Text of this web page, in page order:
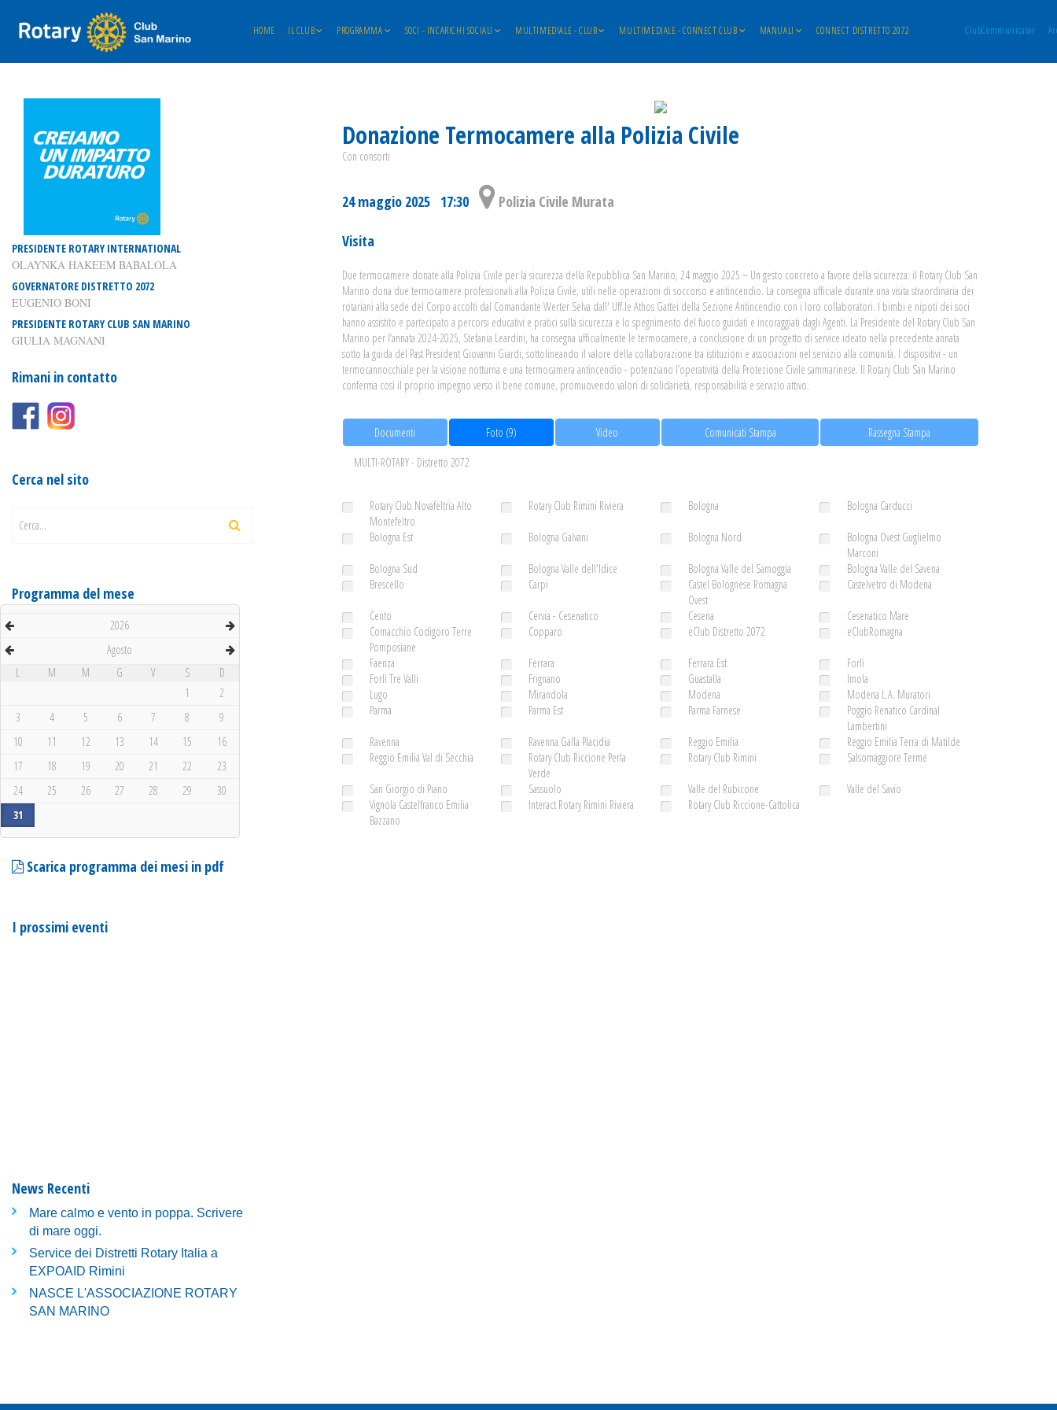
HOME IL CLUB PROGRAMMA SOCI - INCARICHI SOCIALI MULTIMEDIALE - CLUB MULTIMEDIALE - CONNECT CLUB MANUALI CONNECT DISTRETTO 2072 ClubCommunicator
PRESIDENTE ROTARY INTERNATIONAL
OLAYNKA HAKEEM BABALOLA
GOVERNATORE DISTRETTO 2072
EUGENIO BONI
PRESIDENTE ROTARY CLUB SAN MARINO
GIULIA MAGNANI
Rimani in contatto
Cerca nel sito
Cerca...
Programma del mese
2026
Agosto
L
M M G V S
D
1
2
3
4 5 6 7 8
9
10
11 12 13 14 15
16
17
18 19 20 21 22
23
24
25 26 27 28 29
30
31
Scarica programma dei mesi in pdf
I prossimi eventi
News Recenti
Mare calmo e vento in poppa. Scrivere
di mare oggi.
Service dei Distretti Rotary Italia a
EXPOAID Rimini
NASCE L'ASSOCIAZIONE ROTARY
SAN MARINO
Donazione Termocamere alla Polizia Civile
Con consorti
24 maggio 2025 17:30 Polizia Civile Murata
Visita
Due termocamere donate alla Polizia Civile per la sicurezza della Repubblica San Marino, 24 maggio 2025 – Un gesto concreto a favore della sicurezza: il Rotary Club San
Marino dona due termocamere professionali alla Polizia Civile, utili nelle operazioni di soccorso e antincendio. La consegna ufficiale durante una visita straordinaria dei
rotariani alla sede del Corpo accolti dal Comandante Werter Selva dall' Uff.le Athos Gattei della Sezione Antincendio con i loro collaboratori. I bimbi e nipoti dei soci
hanno assistito e partecipato a percorsi educativi e pratici sulla sicurezza e lo spegnimento del fuoco guidati e incoraggiati dagli Agenti. La Presidente del Rotary Club San
Marino per l’annata 2024-2025, Stefania Leardini, ha consegna ufficialmente le termocamere, a conclusione di un progetto di service ideato nella precedente annata
sotto la guida del Past President Giovanni Giardi, sottolineando il valore della collaborazione tra istituzioni e associazioni nel servizio alla comunità. I dispositivi - un
termocannocchiale per la visione notturna e una termocamera antincendio - potenziano l’operatività della Protezione Civile sammarinese. Il Rotary Club San Marino
conferma così il proprio impegno verso il bene comune, promuovendo valori di solidarietà, responsabilità e servizio attivo.
Documenti Foto (9) Video Comunicati Stampa
Rassegna Stampa
MULTI-ROTARY - Distretto 2072
Rotary Club Novafeltria Alto
Montefeltro
Rotary Club Rimini Riviera Bologna Bologna Carducci
Bologna Est Bologna Galvani Bologna Nord
Bologna Ovest Guglielmo
Marconi
Bologna Sud
Bologna Valle dell'Idice Bologna Valle del Samoggia
Bologna Valle del Savena
Brescello
Carpi
Castel Bolognese Romagna
Ovest
Castelvetro di Modena
Cento Cervia - Cesenatico Cesena
Cesenatico Mare
Comacchio Codigoro Terre
Pomposiane
Copparo eClub Distretto 2072 eClubRomagna
Faenza Ferrara Ferrara Est
Forlì
Forlì Tre Valli
Frignano Guastalla
Imola
Lugo
Mirandola Modena
Modena L.A. Muratori
Parma
Parma Est Parma Farnese
Poggio Renatico Cardinal
Lambertini
Ravenna
Ravenna Galla Placidia Reggio Emilia
Reggio Emilia Terra di Matilde
Reggio Emilia Val di Secchia
Rotary Club Riccione Perla
Verde
Rotary Club Rimini Salsomaggiore Terme
San Giorgio di Piano Sassuolo Valle del Rubicone
Valle del Savio
Vignola Castelfranco Emilia
Bazzano
Interact Rotary Rimini Riviera Rotary Club Riccione-Cattolica